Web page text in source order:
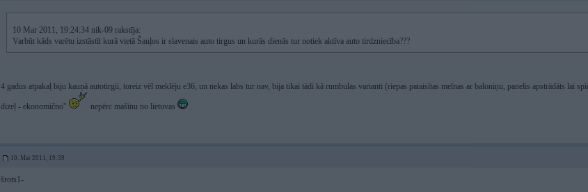
10 Mar 2011, 19:24:34 nik-09 rakstīja:
Varbūt kāds varētu izstāstīt kurā vietā Šauļos ir slavenais auto tirgus un kurās dienās tur notiek aktīva auto tirdzniecība???
4 gadus atpakaļ biju kauņā autotirgū, toreiz vēl meklēju e36, un nekas labs tur nav, bija tikai tādi kā rumbulas varianti (riepas pataisītas melnas ar baloniņu, panelis apstrādāts lai
dizeļ - ekonomično'' nepērc mašīnu no lietuvas
10. Mar 2011, 19:39
šrots1-